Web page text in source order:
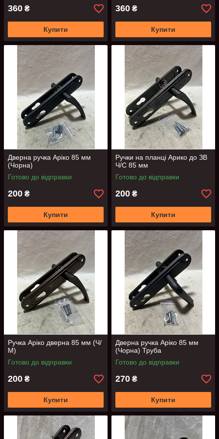
360 ₴
Купити
360 ₴
Купити
Дверна ручка Аріко 85 мм
(Чорна)
Готово до відправки
200 ₴
Купити
Ручки на планці Арико до ЗВ
Ч/С 85 мм
Готово до відправки
200 ₴
Купити
Ручка Аріко дверна 85 мм (Ч/
М)
Готово до відправки
200 ₴
Купити
Дверна ручка Аріко 85 мм
(Чорна) Труба
Готово до відправки
270 ₴
Купити